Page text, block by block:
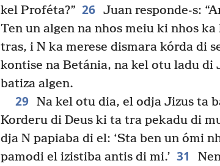
kel Proféta?” 26 Juan responde-s:
Ten un algen na nhos meiu ki nhos ka
tras, i N ka merese dismara kórda di
kontise na Betánia, na kel otu ladu di
batiza algen.
29 Na kel otu dia, el odja Jizus ta
Korderu di Deus ki ta tra pekadu di
dja N papiaba di el: ‘Sta ben un ómi
pamodi el izistiba antis di mi.’ 31